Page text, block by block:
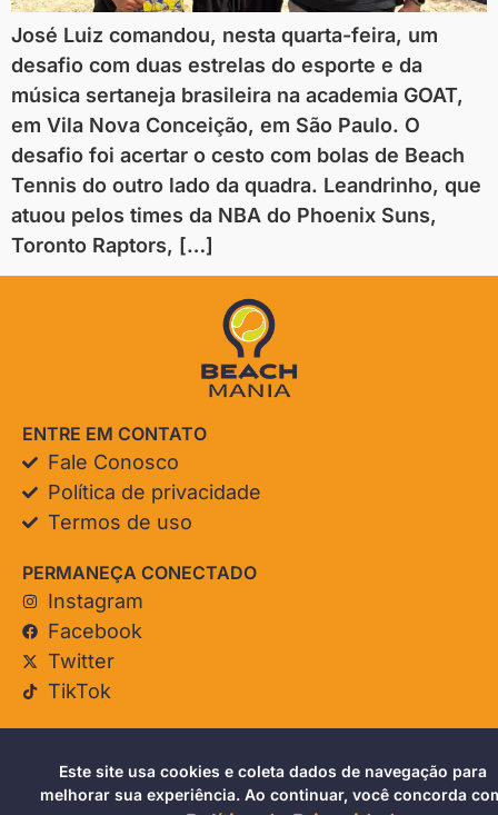
José Luiz comandou, nesta quarta-feira, um
desafio com duas estrelas do esporte e da
música sertaneja brasileira na academia GOAT,
em Vila Nova Conceição, em São Paulo. O
desafio foi acertar o cesto com bolas de Beach
Tennis do outro lado da quadra. Leandrinho, que
atuou pelos times da NBA do Phoenix Suns,
Toronto Raptors, […]
ENTRE EM CONTATO
Fale Conosco
Política de privacidade
Termos de uso
PERMANEÇA CONECTADO
Instagram
Facebook
Twitter
TikTok
Este site usa cookies e coleta dados de navegação para
melhorar sua experiência. Ao continuar, você concorda